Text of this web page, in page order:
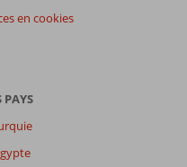
en cookies
PAYS